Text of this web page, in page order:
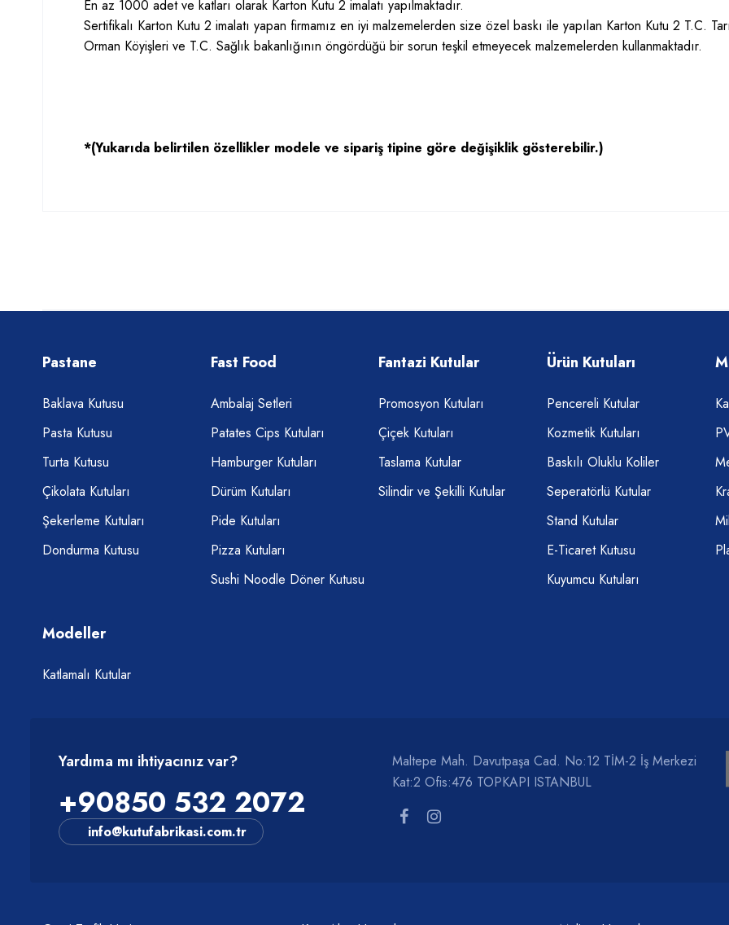
En az 1000 adet ve katları olarak Karton Kutu 2 imalatı yapılmaktadır.
Sertifikalı Karton Kutu 2 imalatı yapan firmamız en iyi malzemelerden size özel baskı ile yapılan Karton Kutu 2 T.C.
Orman Köyişleri ve T.C. Sağlık bakanlığının öngördüğü bir sorun teşkil etmeyecek malzemelerden kullanmaktadır.
*(Yukarıda belirtilen özellikler modele ve sipariş tipine göre değişiklik gösterebilir.)
Pastane
Baklava Kutusu
Pasta Kutusu
Turta Kutusu
Çikolata Kutuları
Şekerleme Kutuları
Dondurma Kutusu
Fast Food
Ambalaj Setleri
Patates Cips Kutuları
Hamburger Kutuları
Dürüm Kutuları
Pide Kutuları
Pizza Kutuları
Sushi Noodle Döner Kutusu
Fantazi Kutular
Promosyon Kutuları
Çiçek Kutuları
Taslama Kutular
Silindir ve Şekilli Kutular
Ürün Kutuları
Pencereli Kutular
Kozmetik Kutuları
Baskılı Oluklu Koliler
Seperatörlü Kutular
Stand Kutular
E-Ticaret Kutusu
Kuyumcu Kutuları
Modeller
Katlamalı Kutular
Yardıma mı ihtiyacınız var?
+90850 532 2072
info@kutufabrikasi.com.tr
Maltepe Mah. Davutpaşa Cad. No:12 TİM-2 İş Merkezi
Kat:2 Ofis:476 TOPKAPI ISTANBUL